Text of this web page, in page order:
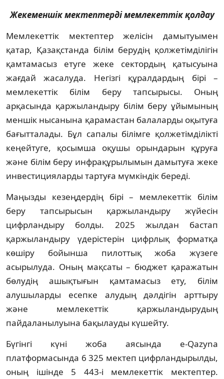
Жекеменшік мектептерді мемлекеттік қолдау
Мемлекеттік мектептер желісін дамытуымен
қатар, Қазақстанда білім берудің қолжетімділігін
қамтамасыз етуге жеке сектордың қатысуына
жағдай жасалуда. Негізгі құралдардың бірі –
мемлекеттік білім беру тапсырысы. Оның
арқасында қаржыландыру білім беру ұйымының
меншік нысанына қарамастан балаларды оқытуға
бағытталады. Бұл сапалы білімге қолжетімділікті
кеңейтуге, қосымша оқушы орындарын құруға
және білім беру инфрақұрылымын дамытуға жеке
инвестицияларды тартуға мүмкіндік береді.
Маңызды кезеңдердің бірі – мемлекеттік білім
беру тапсырысын қаржыландыру жүйесін
цифрландыру болды. 2025 жылдан бастап
қаржыландыру үдерістерін цифрлық форматқа
көшіру бойынша пилоттық жоба жүзеге
асырылуда. Оның мақсаты – бюджет қаражатын
бөлудің ашықтығын қамтамасыз ету, білім
алушыларды есепке алудың дәлдігін арттыру
және мемлекеттік қаржыландырудың
пайдаланылуына бақылауды күшейту.
Бүгінгі күні жоба аясында e-Qazyna
платформасында 6 325 мектеп цифрландырылды,
оның ішінде 5 443-і мемлекеттік мектептер.